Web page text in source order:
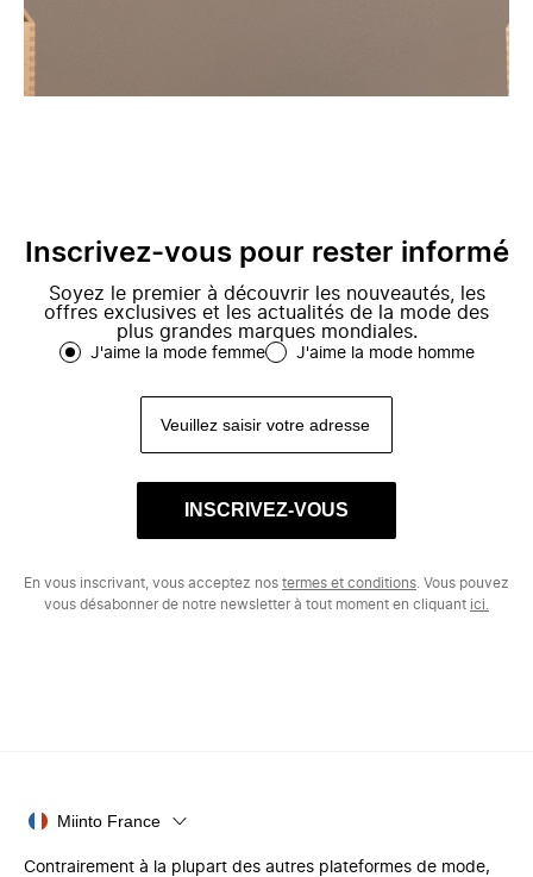
Inscrivez-vous pour rester informé
Soyez le premier à découvrir les nouveautés, les
offres exclusives et les actualités de la mode des
plus grandes marques mondiales.
J'aime la mode femme J'aime la mode homme
INSCRIVEZ-VOUS
En vous inscrivant, vous acceptez nos termes et conditions . Vous pouvez
vous désabonner de notre newsletter à tout moment en cliquant ici.
Miinto France
Contrairement à la plupart des autres plateformes de mode,